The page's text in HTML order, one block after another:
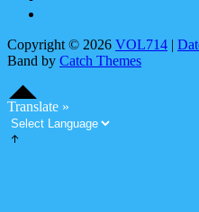
Copyright © 2026 VOL714 |
Band by Catch Themes
Up
Up
Translate »
S
cr
o
l
l
Up